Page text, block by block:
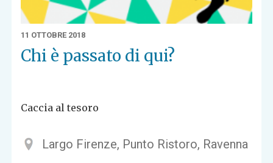
11 OTTOBRE 2018
Chi è passato di qui?
Caccia al tesoro
Largo Firenze, Punto Ristoro, Ravenna